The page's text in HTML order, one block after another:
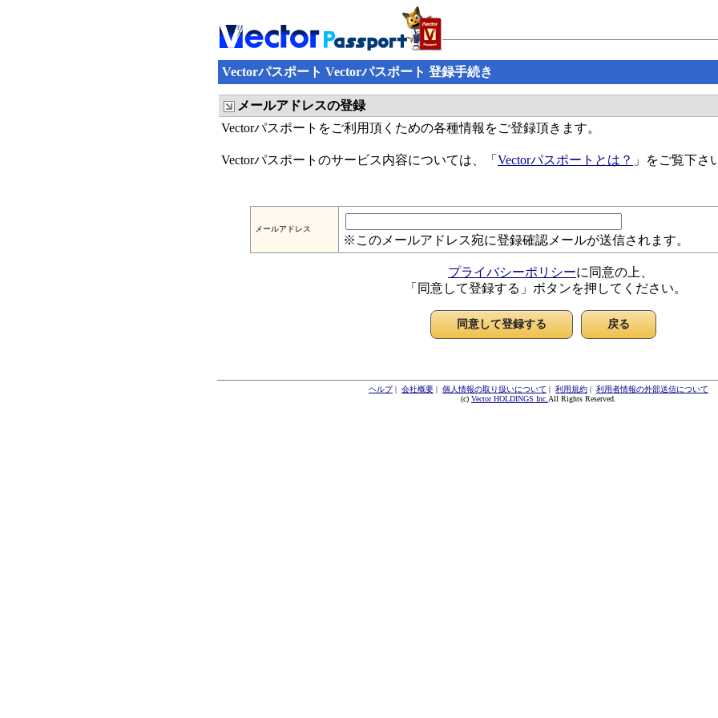
Vectorパスポート Vectorパスポート 登録手続き
メールアドレスの登録
Vectorパスポートをご利用頂くための各種情報をご登録頂きます。
Vectorパスポートのサービス内容については、「 Vectorパスポートとは？ 」をご覧下さ
メールアドレス
※このメールアドレス宛に登録確認メールが送信されます。
プライバシーポリシーに同意の上、
「同意して登録する」ボタンを押してください。
ヘルプ| 会社概要 | 個人情報の取り扱いについて | 利用規約 | 利用者情報の外部送信について
(c) Vector HOLDINGS Inc. All Rights Reserved.